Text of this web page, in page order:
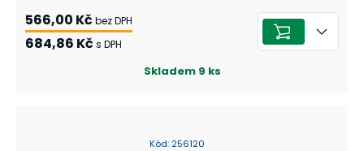
566,00 Kč bez DPH
684,86 Kč s DPH
Skladem 9 ks
Kód: 256120